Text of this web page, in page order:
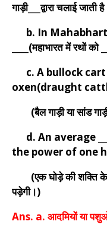
गाड़ी___द्वारा चलाई जाती
b. In
____(महाभारत में रथों को
c. A bullock cart
oxen(draught
(बैल गाड़ी या सांड
d. An average
the power of one
(एक घोड़े की शक्ति के
पड़ेगी।)
Ans. a. आदमियों या